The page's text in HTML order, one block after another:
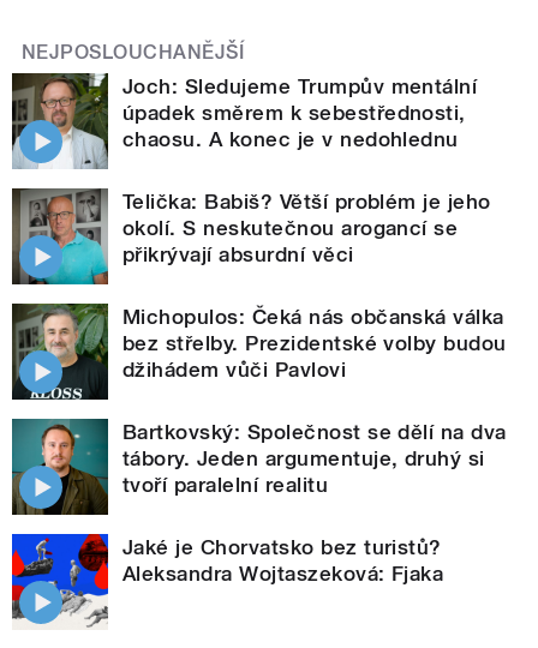
NEJPOSLOUCHANĚJŠÍ
Joch: Sledujeme Trumpův mentální
úpadek směrem k sebestřednosti,
chaosu. A konec je v nedohlednu
Telička: Babiš? Větší problém je jeho
okolí. S neskutečnou arogancí se
přikrývají absurdní věci
Michopulos: Čeká nás občanská válka
bez střelby. Prezidentské volby budou
džihádem vůči Pavlovi
Bartkovský: Společnost se dělí na dva
tábory. Jeden argumentuje, druhý si
tvoří paralelní realitu
Jaké je Chorvatsko bez turistů?
Aleksandra Wojtaszeková: Fjaka